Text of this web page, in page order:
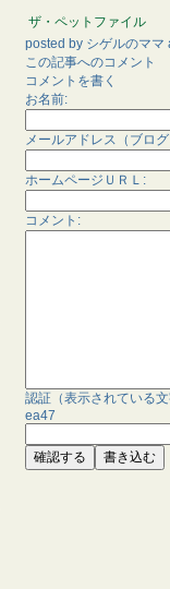
ザ・ペットファイル
posted by シゲルのママ
この記事へのコメント
コメントを書く
お名前:
メールアドレス（ブロ
ホームページＵＲＬ:
コメント:
認証（表示されている
ea47